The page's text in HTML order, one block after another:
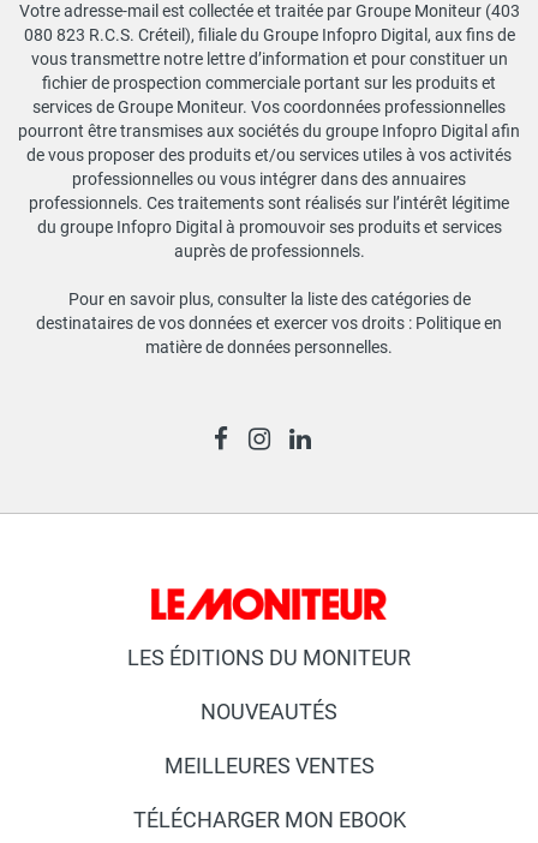
Votre adresse-mail est collectée et traitée par Groupe Moniteur (403
080 823 R.C.S. Créteil), filiale du Groupe Infopro Digital, aux fins de
vous transmettre notre lettre d’information et pour constituer un
fichier de prospection commerciale portant sur les produits et
services de Groupe Moniteur. Vos coordonnées professionnelles
pourront être transmises aux sociétés du groupe Infopro Digital afin
de vous proposer des produits et/ou services utiles à vos activités
professionnelles ou vous intégrer dans des annuaires
professionnels. Ces traitements sont réalisés sur l’intérêt légitime
du groupe Infopro Digital à promouvoir ses produits et services
auprès de professionnels.
Pour en savoir plus, consulter la liste des catégories de
destinataires de vos données et exercer vos droits : Politique en
matière de données personnelles.
LES ÉDITIONS DU MONITEUR
NOUVEAUTÉS
MEILLEURES VENTES
TÉLÉCHARGER MON EBOOK